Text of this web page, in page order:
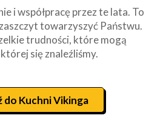
i współpracę przez te lata. To
towarzyszyć Państwu.
trudności, które mogą
się znaleźliśmy.
do Kuchni Vikinga